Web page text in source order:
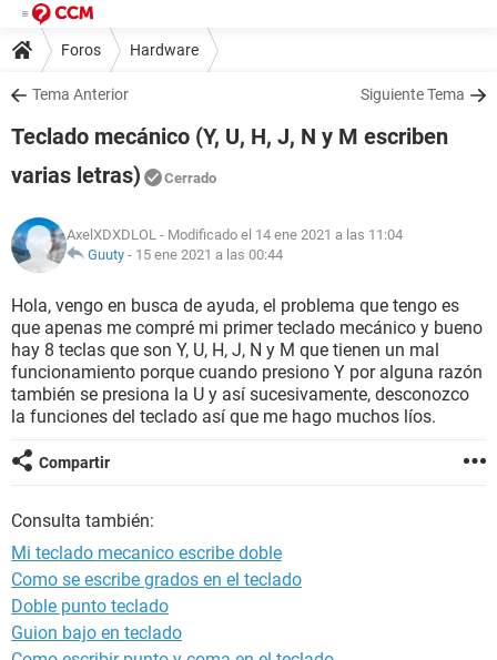
Foros Hardware
Tema Anterior Siguiente Tema
Teclado mecánico (Y, U, H, J, N y M escriben
varias letras)
Cerrado
AxelXDXDLOL - Modificado el 14 ene 2021 a las 11:04
Guuty - 15 ene 2021 a las 00:44
Hola, vengo en busca de ayuda, el problema que tengo es
que apenas me compré mi primer teclado mecánico y bueno
hay 8 teclas que son Y, U, H, J, N y M que tienen un mal
funcionamiento porque cuando presiono Y por alguna razón
también se presiona la U y así sucesivamente, desconozco
la funciones del teclado así que me hago muchos líos.
Compartir
Consulta también:
Mi teclado mecanico escribe doble
Como se escribe grados en el teclado
Doble punto teclado
Guion bajo en teclado